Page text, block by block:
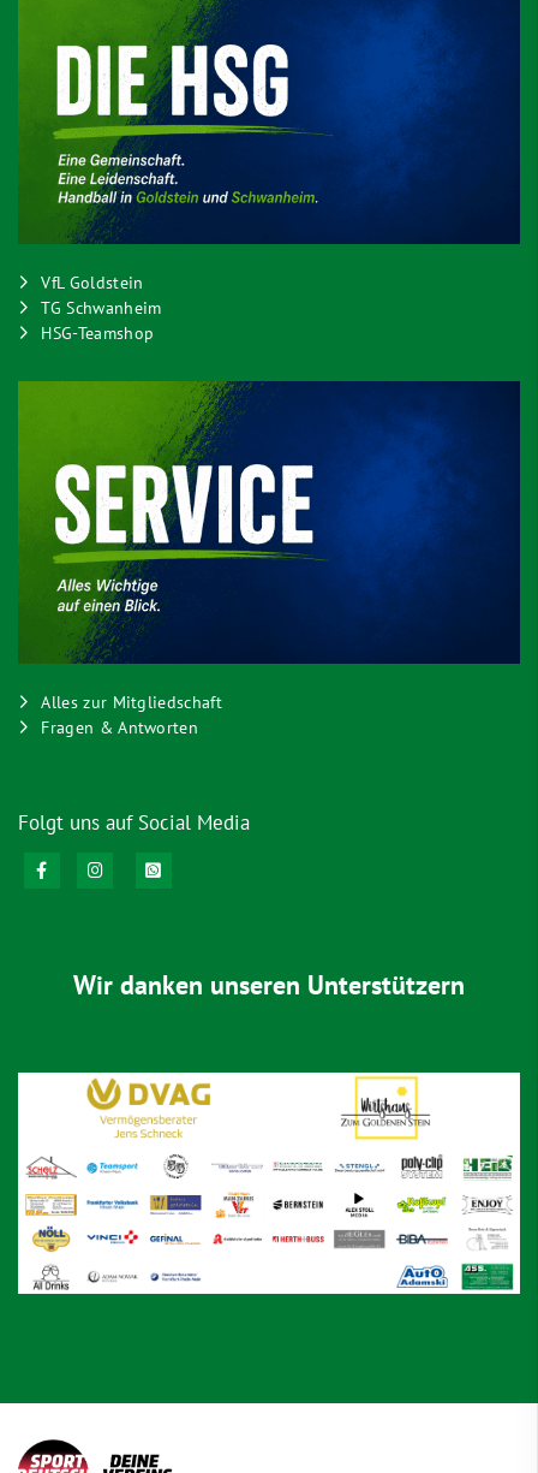
VfL Goldstein
TG Schwanheim
HSG-Teamshop
Alles zur Mitgliedschaft
Fragen & Antworten
Folgt uns auf Social Media
Wir danken unseren Unterstützern